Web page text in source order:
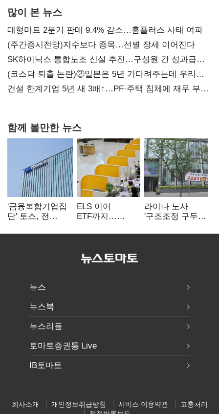
많이 본 뉴스
대형마트 2분기 판매 9.4% 감소…홈플러스 사태 여파
(주간증시전망)지수보다 종목…선별 장세 이어진다
SK하이닉스 통합노조 신설 추진…구성원 간 성과급
불만 확산
(코스닥 퇴출 논란)②일본은 5년 기다려주는데 우리는
당장 퇴출?…시간만으론 부족한 코스닥 구하기
건설 한계기업 5년 새 3배↑…PF·주택 침체에 재무 부담
함께 볼만한 뉴스
'금융복합기업집
단' 토스, 전
표준화
ELS 이어
ETF까지…
제동 걸린 은행
라이나 노사
'구조조정 구두
뉴스
뉴스북
뉴스리듬
토마토증권통 Live
IB토마토
회사소개 개인정보취급방침 서비스 이용약관
고충처리